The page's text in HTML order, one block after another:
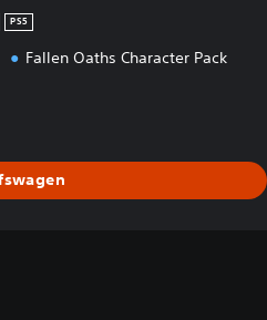
PS5
Fallen Oaths Character Pack